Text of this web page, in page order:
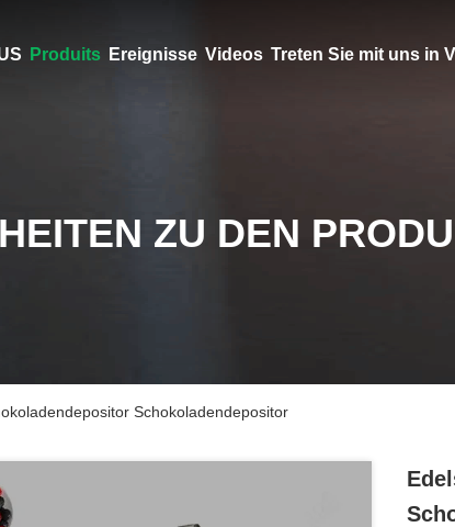
Produits Ereignisse Videos Treten Sie mit uns in
ZU DEN
Schokoladendepositor